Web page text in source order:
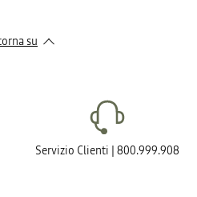
su
Servizio Clienti | 800.999.908